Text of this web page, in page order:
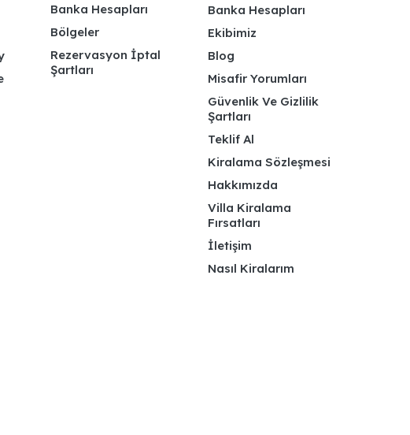
Banka Hesapları
Bölgeler
Rezervasyon İptal
Şartları
Banka Hesapları
Ekibimiz
Blog
Misafir Yorumları
Güvenlik Ve Gizlilik
Şartları
Teklif Al
Kiralama Sözleşmesi
Hakkımızda
Villa Kiralama
Fırsatları
İletişim
Nasıl Kiralarım